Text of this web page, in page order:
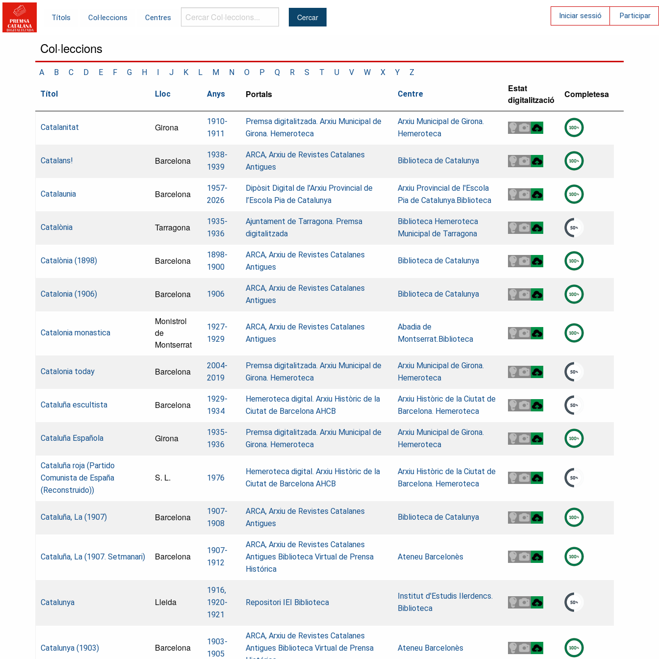
Títols Col·leccions Centres
Cercar
Col·leccions...
Iniciar sessió Participar
Col·leccions
A B C D E F G H I J K L M N O P Q R S T U V W X Y Z
Títol Lloc Anys Portals Centre
Estat
digitalització
Completesa
Catalanitat Girona
1910-
1911
Premsa digitalitzada. Arxiu Municipal de
Girona. Hemeroteca
Arxiu Municipal de Girona.
Hemeroteca
Catalans! Barcelona
1938-
1939
ARCA, Arxiu de Revistes Catalanes
Antigues
Biblioteca de Catalunya
Catalaunia Barcelona
1957-
2026
Dipòsit Digital de l'Arxiu Provincial de
l’Escola Pia de Catalunya
Arxiu Provincial de l'Escola
Pia de Catalunya.Biblioteca
Catalònia Tarragona
1935-
1936
Ajuntament de Tarragona. Premsa
digitalitzada
Biblioteca Hemeroteca
Municipal de Tarragona
Catalònia (1898) Barcelona
1898-
1900
ARCA, Arxiu de Revistes Catalanes
Antigues
Biblioteca de Catalunya
Catalonia (1906) Barcelona 1906
ARCA, Arxiu de Revistes Catalanes
Antigues
Biblioteca de Catalunya
Catalonia monastica
Monistrol
de
Montserrat
1927-
1929
ARCA, Arxiu de Revistes Catalanes
Antigues
Abadia de
Montserrat.Biblioteca
Catalonia today Barcelona
2004-
2019
Premsa digitalitzada. Arxiu Municipal de
Girona. Hemeroteca
Arxiu Municipal de Girona.
Hemeroteca
Cataluña escultista Barcelona
1929-
1934
Hemeroteca digital. Arxiu Històric de la
Ciutat de Barcelona AHCB
Arxiu Històric de la Ciutat de
Barcelona. Hemeroteca
Cataluña Española Girona
1935-
1936
Premsa digitalitzada. Arxiu Municipal de
Girona. Hemeroteca
Arxiu Municipal de Girona.
Hemeroteca
Cataluña roja (Partido
Comunista de España
(Reconstruido))
S. L. 1976
Hemeroteca digital. Arxiu Històric de la
Ciutat de Barcelona AHCB
Arxiu Històric de la Ciutat de
Barcelona. Hemeroteca
Cataluña, La (1907) Barcelona
1907-
1908
ARCA, Arxiu de Revistes Catalanes
Antigues
Biblioteca de Catalunya
Cataluña, La (1907. Setmanari) Barcelona
1907-
1912
ARCA, Arxiu de Revistes Catalanes
Antigues Biblioteca Virtual de Prensa
Histórica
Ateneu Barcelonès
Catalunya Lleida
1916,
1920-
1921
Repositori IEI Biblioteca
Institut d'Estudis Ilerdencs.
Biblioteca
Catalunya (1903) Barcelona
1903-
1905
ARCA, Arxiu de Revistes Catalanes
Antigues Biblioteca Virtual de Prensa
Ateneu Barcelonès